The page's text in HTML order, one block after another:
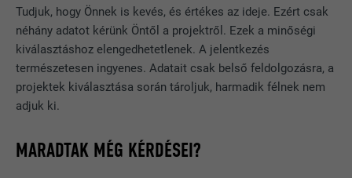
Tudjuk, hogy Önnek is kevés, és értékes az ideje. Ezért csak
néhány adatot kérünk Öntől a projektről. Ezek a minőségi
kiválasztáshoz elengedhetetlenek. A jelentkezés
természetesen ingyenes. Adatait csak belső feldolgozásra, a
projektek kiválasztása során tároljuk, harmadik félnek nem
adjuk ki.
MARADTAK MÉG KÉRDÉSEI?